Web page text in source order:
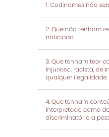
Codinomes não
Que não tenham
noticiado.
Que tenham teor
injurioso, racista, de
qualquer ilegalidade.
Que tenham
interpretado como
discriminatório a